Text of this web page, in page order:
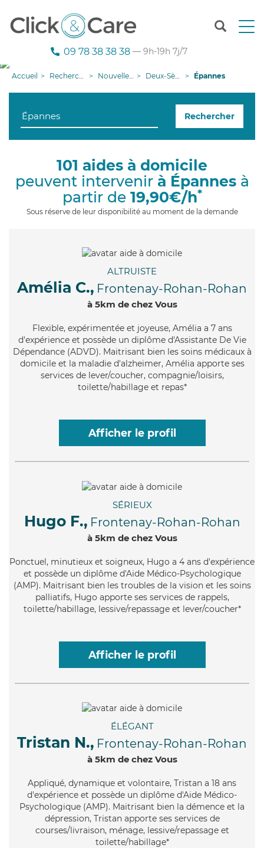
T
n
g
i
09 78 38 38 38 — 9h-19h 7j/7
Accueil Recherche aide à domicile Nouvelle-Aquitaine Deux-Sèvres Épannes
Rechercher
101 aides à domicile
peuvent intervenir à Épannesà
partir de 19,90€/h*
Sous réserve de leur disponibilité au moment de la demande
ALTRUISTE
Amélia C., Frontenay-Rohan-Rohan
à 5km de chez Vous
Flexible, expérimentée et joyeuse, Amélia a 7 ans
d'expérience et possède un diplôme d'Assistante De Vie
Dépendance (ADVD). Maitrisant bien les soins médicaux à
domicile et la maladie d'alzheimer, Amélia apporte ses
services de lever/coucher, compagnie/loisirs,
toilette/habillage et repas*
Afficher le profil
SÉRIEUX
Hugo F., Frontenay-Rohan-Rohan
à 5km de chez Vous
Ponctuel, minutieux et soigneux, Hugo a 4 ans d'expérience
et possède un diplôme d'Aide Médico-Psychologique
(AMP). Maitrisant bien les troubles de la vision et les soins
palliatifs, Hugo apporte ses services de rappels,
toilette/habillage, lessive/repassage et lever/coucher*
Afficher le profil
ÉLÉGANT
Tristan N., Frontenay-Rohan-Rohan
à 5km de chez Vous
Appliqué, dynamique et volontaire, Tristan a 18 ans
d'expérience et possède un diplôme d'Aide Médico-
Psychologique (AMP). Maitrisant bien la démence et la
dépression, Tristan apporte ses services de
courses/livraison, ménage, lessive/repassage et
toilette/habillage*